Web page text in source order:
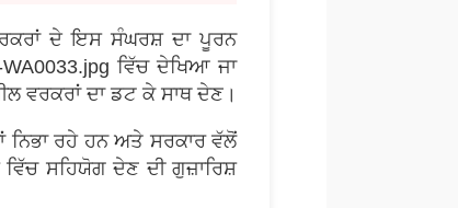
ਦੇ ਇਸ ਸੰਘਰਸ਼ ਦਾ ਪੂਰਨ
ਵਿੱਚ ਦੇਖਿਆ ਜਾ
ਵਰਕਰਾਂ ਦਾ ਡਟ ਕੇ ਸਾਥ ਦੇਣ।
ਨਿਭਾ ਰਹੇ ਹਨ ਅਤੇ ਸਰਕਾਰ ਵੱਲੋਂ
ਸਹਿਯੋਗ ਦੇਣ ਦੀ ਗੁਜ਼ਾਰਿਸ਼